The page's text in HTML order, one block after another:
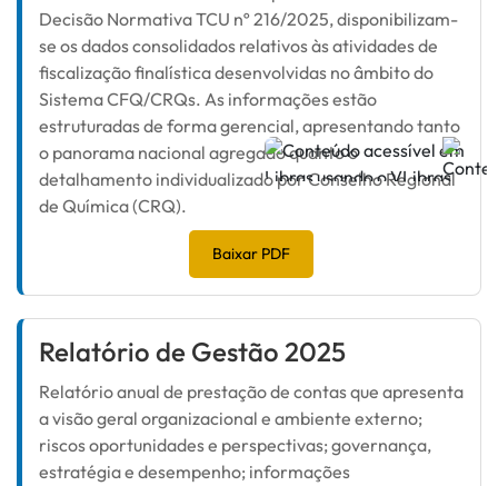
Decisão Normativa TCU nº 216/2025, disponibilizam-
se os dados consolidados relativos às atividades de
fiscalização finalística desenvolvidas no âmbito do
Sistema CFQ/CRQs. As informações estão
estruturadas de forma gerencial, apresentando tanto
o panorama nacional agregado quanto o
detalhamento individualizado por Conselho Regional
de Química (CRQ).
Baixar PDF
Relatório de Gestão 2025
Relatório anual de prestação de contas que apresenta
a visão geral organizacional e ambiente externo;
riscos oportunidades e perspectivas; governança,
estratégia e desempenho; informações